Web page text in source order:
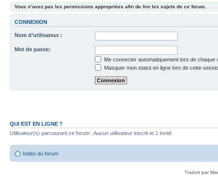
Vous n’avez pas les permissions appropriées afin de lire les sujets de ce forum.
CONNEXION
Nom d’utilisateur :
Mot de passe:
Me connecter automatiquement lors de chaque
Masquer mon statut en ligne lors de cette
QUI EST EN LIGNE ?
Utilisateur(s) parcourant ce forum : Aucun utilisateur inscrit et 1 invité
Index du forum
Traduit par